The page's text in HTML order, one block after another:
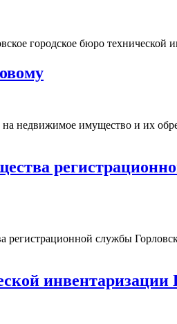
городское бюро технической
недвижимое имущество и их
службы